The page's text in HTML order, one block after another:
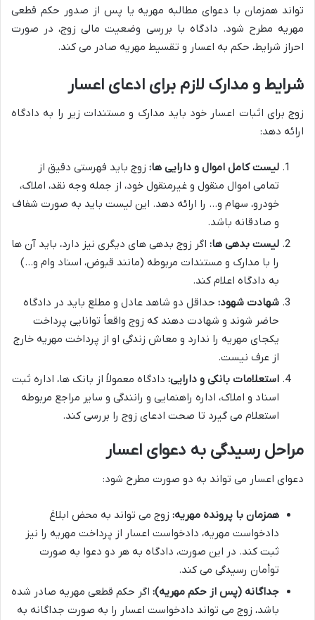
تواند همزمان با دعوای مطالبه مهریه یا پس از صدور حکم قطعی
مهریه مطرح شود. دادگاه با بررسی وضعیت مالی زوج، در صورت
احراز شرایط، حکم به اعسار و تقسیط مهریه صادر می کند.
شرایط و مدارک لازم برای ادعای اعسار
زوج برای اثبات اعسار خود باید مدارک و مستندات زیر را به دادگاه
ارائه دهد:
لیست کامل اموال و دارایی ها: زوج باید فهرستی دقیق از
تمامی اموال منقول و غیرمنقول خود، از جمله وجه نقد، املاک،
خودرو، سهام و… را ارائه دهد. این لیست باید به صورت شفاف
و صادقانه باشد.
لیست بدهی ها: اگر زوج بدهی های دیگری نیز دارد، باید آن ها
را با مدارک و مستندات مربوطه (مانند قبوض، اسناد وام و…)
به دادگاه اعلام کند.
شهادت شهود: حداقل دو شاهد عادل و مطلع باید در دادگاه
حاضر شوند و شهادت دهند که زوج واقعاً توانایی پرداخت
یکجای مهریه را ندارد و معاش زندگی او از پرداخت مهریه خارج
از عرف نیست.
استعلامات بانکی و دارایی: دادگاه معمولاً از بانک ها، اداره ثبت
اسناد و املاک، اداره راهنمایی و رانندگی و سایر مراجع مربوطه
استعلام می گیرد تا صحت ادعای زوج را بررسی کند.
مراحل رسیدگی به دعوای اعسار
دعوای اعسار می تواند به دو صورت مطرح شود:
همزمان با پرونده مهریه: زوج می تواند به محض ابلاغ
دادخواست مهریه، دادخواست اعسار از پرداخت مهریه را نیز
ثبت کند. در این صورت، دادگاه به هر دو دعوا به صورت
توأمان رسیدگی می کند.
جداگانه (پس از حکم مهریه): اگر حکم قطعی مهریه صادر شده
باشد، زوج می تواند دادخواست اعسار را به صورت جداگانه به